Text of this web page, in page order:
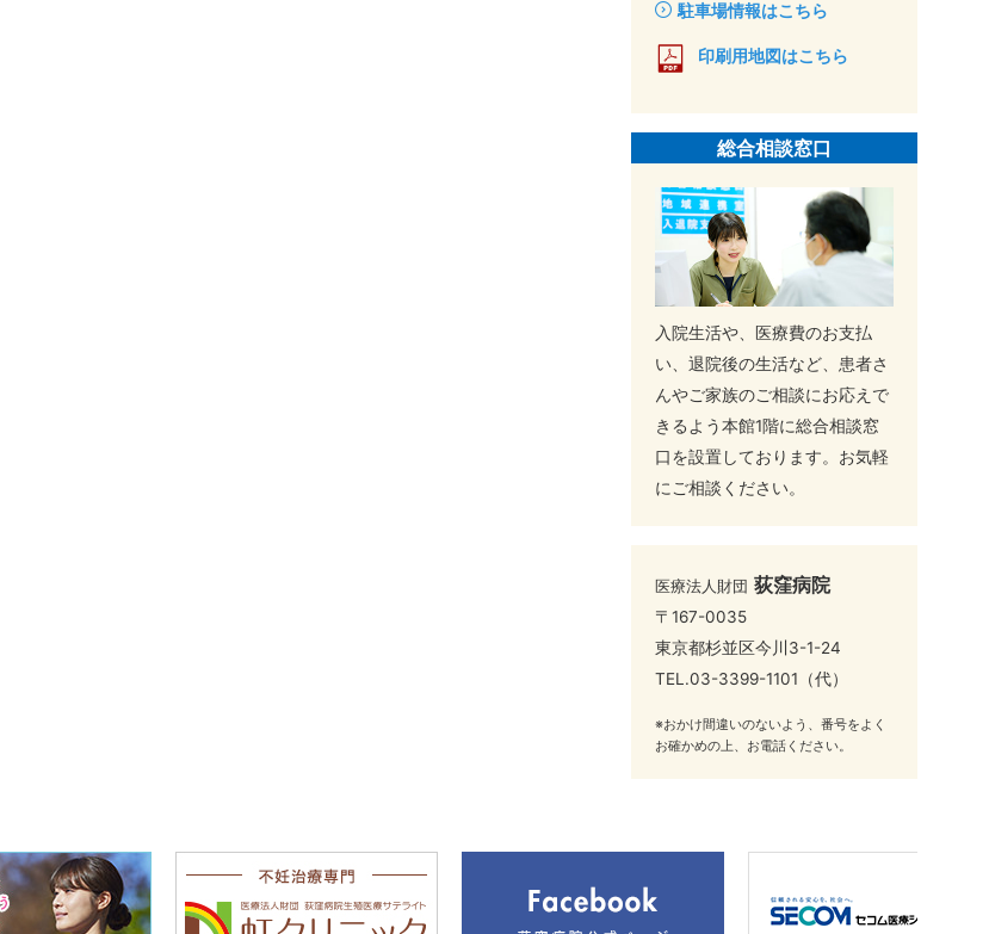
駐車場情報はこちら
印刷用地図はこちら
総合相談窓口
入院生活や、医療費のお支払
い、退院後の生活など、患者さ
んやご家族のご相談にお応えで
きるよう本館1階に総合相談窓
口を設置しております。お気軽
にご相談ください。
医療法人財団 荻窪病院
〒167-0035
東京都杉並区今川3-1-24
TEL.03-3399-1101 （代）
※おかけ間違いのないよう、番号をよく
お確かめの上、お電話ください。